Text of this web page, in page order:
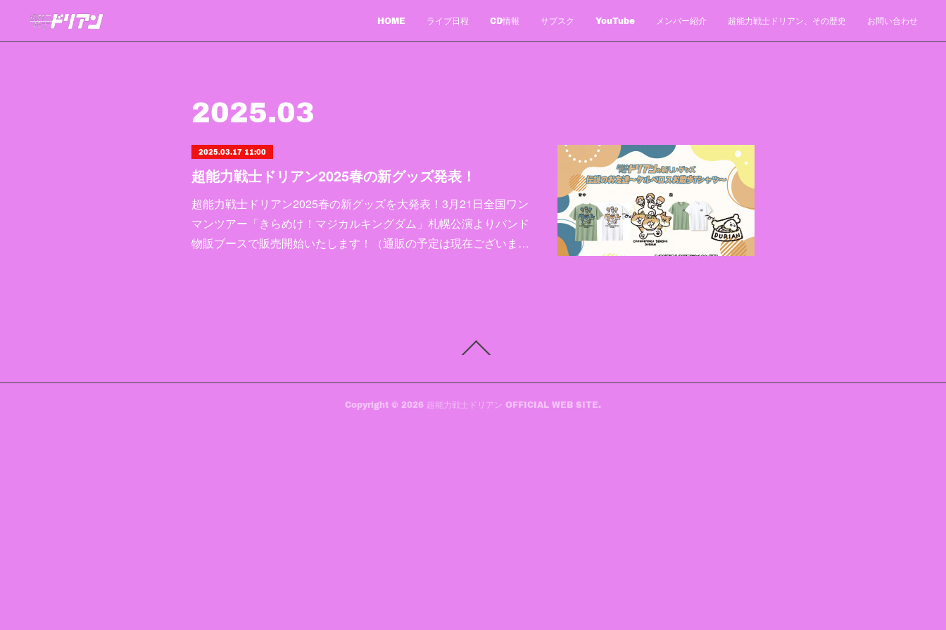
HOME ライブ日程 CD情報 サブスク YouTube メンバー紹介 超能力戦士ドリアン、その歴史 お問い合わせ
2025.03
2025.03.17 11:00
超能力戦士ドリアン2025春の新グッズ発表！
超能力戦士ドリアン2025春の新グッズを大発表！3月21日全国ワン
マンツアー「きらめけ！マジカルキングダム」札幌公演よりバンド
物販ブースで販売開始いたします！（通販の予定は現在ございま…
Copyright © 2026 超能力戦士ドリアン OFFICIAL WEB SITE.